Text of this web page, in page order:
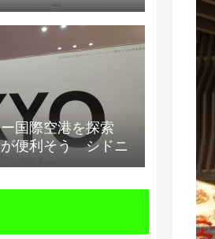
国際空港を探索
便利そう シドニ